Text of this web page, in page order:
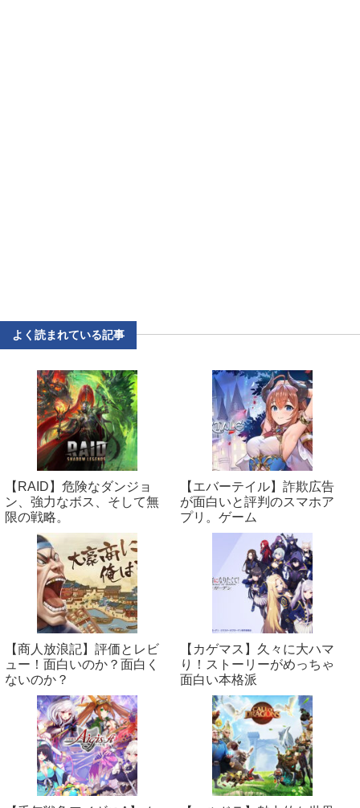
よく読まれている記事
【RAID】危険なダンジョ
ン、強力なボス、そして無
限の戦略。
【エバーテイル】詐欺広告
が面白いと評判のスマホア
プリ。ゲーム
【商人放浪‪記】評価とレビ
ュー！面白いのか？面白く
ないのか？
【カゲマス】久々に大ハマ
り！ストーリーがめっちゃ
面白い本格派